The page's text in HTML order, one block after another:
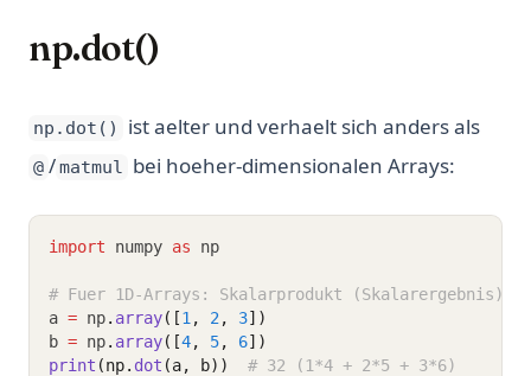
np.dot()
np.dot() ist aelter und verhaelt sich anders als
@ / matmul bei hoeher-dimensionalen Arrays:
import numpy as np
# Fuer 1D-Arrays: Skalarprodukt (Skalarergebnis)
a = np. array([1 , 2 , 3])
b = np. array([4, 5, 6])
print (np. dot (a, b)) # 32 (1*4 + 2*5 + 3*6)